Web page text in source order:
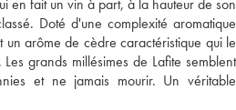
en fait un vin à part, à la hauteur de son
Doté d'une complexité aromatique
un arôme de cèdre caractéristique qui le
grands millésimes de Lafite semblent
et ne jamais mourir. Un véritable